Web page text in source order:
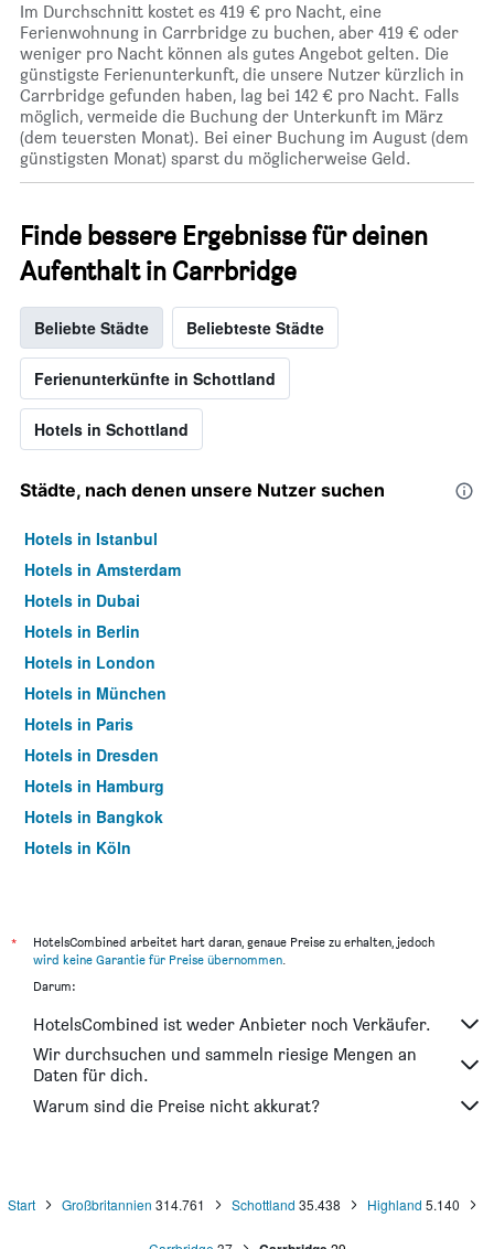
Im Durchschnitt kostet es 419 € pro Nacht, eine
Ferienwohnung in Carrbridge zu buchen, aber 419 € oder
weniger pro Nacht können als gutes Angebot gelten. Die
günstigste Ferienunterkunft, die unsere Nutzer kürzlich in
Carrbridge gefunden haben, lag bei 142 € pro Nacht. Falls
möglich, vermeide die Buchung der Unterkunft im März
(dem teuersten Monat). Bei einer Buchung im August (dem
günstigsten Monat) sparst du möglicherweise Geld.
Finde bessere Ergebnisse für deinen
Aufenthalt in Carrbridge
Beliebte Städte Beliebteste Städte
Ferienunterkünfte in Schottland
Hotels in Schottland
Städte, nach denen unsere Nutzer suchen
Hotels in Istanbul
Hotels in Amsterdam
Hotels in Dubai
Hotels in Berlin
Hotels in London
Hotels in München
Hotels in Paris
Hotels in Dresden
Hotels in Hamburg
Hotels in Bangkok
Hotels in Köln
*
HotelsCombined arbeitet hart daran, genaue Preise zu erhalten, jedoch
wird keine Garantie für Preise übernommen.
Darum:
HotelsCombined ist weder Anbieter noch Verkäufer.
Wir durchsuchen und sammeln riesige Mengen an
Daten für dich.
Warum sind die Preise nicht akkurat?
Start Großbritannien 314.761 Schottland 35.438 Highland 5.140